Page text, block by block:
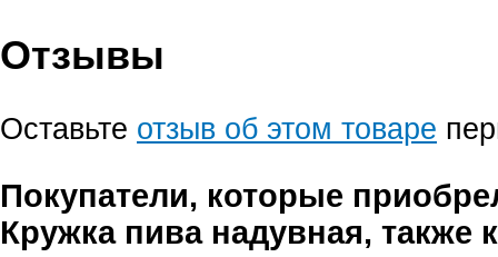
Отзывы
Оставьте отзыв об этом товаре
Покупатели, которые
Кружка пива надувная, также